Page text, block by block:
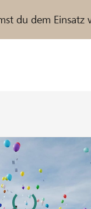
du dem Einsatz